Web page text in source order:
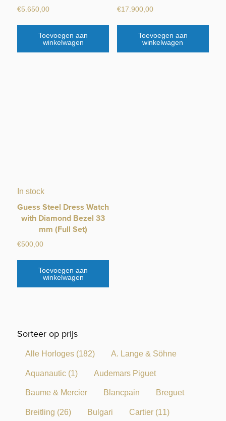
Sorteer op prijs
Alle Horloges (182) A. Lange & Söhne
Aquanautic (1) Audemars Piguet
Baume & Mercier Blancpain Breguet
Breitling (26) Bulgari Cartier (11)
€5.650,00
Toevoegen aan
winkelwagen
€17.900,00
Toevoegen aan
winkelwagen
In stock
Guess Steel Dress Watch
with Diamond Bezel 33
mm (Full Set)
€500,00
Toevoegen aan
winkelwagen